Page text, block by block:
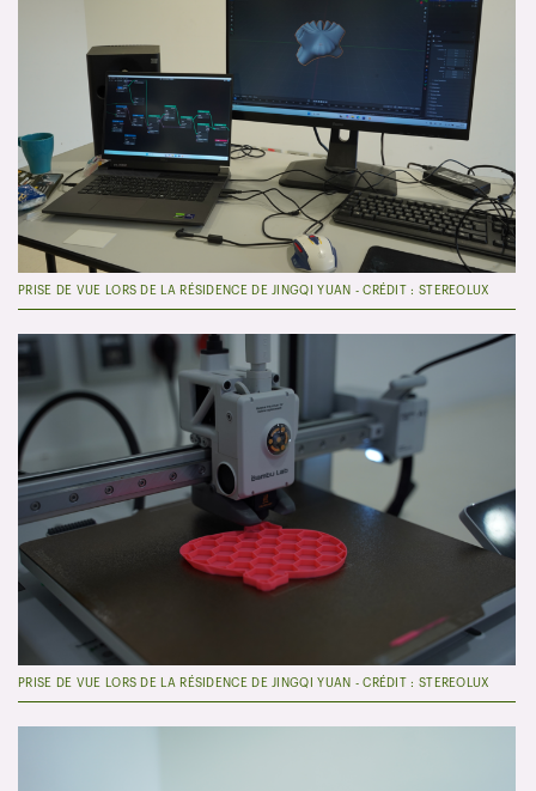
PRISE DE VUE LORS DE LA RÉSIDENCE DE JINGQI YUAN - CRÉDIT : STEREOLUX
PRISE DE VUE LORS DE LA RÉSIDENCE DE JINGQI YUAN - CRÉDIT : STEREOLUX